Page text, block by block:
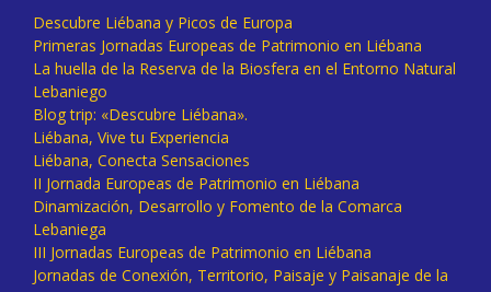
Descubre Liébana y Picos de Europa
Primeras Jornadas Europeas de Patrimonio en Liébana
La huella de la Reserva de la Biosfera en el Entorno Natural
Lebaniego
Blog trip: «Descubre Liébana».
Liébana, Vive tu Experiencia
Liébana, Conecta Sensaciones
II Jornada Europeas de Patrimonio en Liébana
Dinamización, Desarrollo y Fomento de la Comarca
Lebaniega
III Jornadas Europeas de Patrimonio en Liébana
Jornadas de Conexión, Territorio, Paisaje y Paisanaje de la